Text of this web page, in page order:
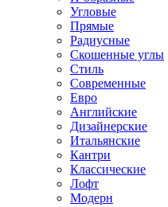
Угловые
Прямые
Радиусные
Скошенные углы
Стиль
Современные
Евро
Английские
Дизайнерские
Итальянские
Кантри
Классические
Лофт
Модерн